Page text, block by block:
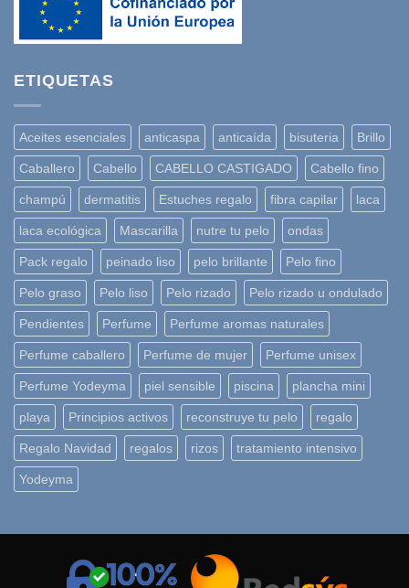
ETIQUETAS
Aceites esenciales anticaspa anticaída bisuteria Brillo
Caballero Cabello CABELLO CASTIGADO Cabello fino
champú dermatitis Estuches regalo fibra capilar laca
laca ecológica Mascarilla nutre tu pelo ondas
Pack regalo peinado liso pelo brillante Pelo fino
Pelo graso Pelo liso Pelo rizado Pelo rizado u ondulado
Pendientes Perfume Perfume aromas naturales
Perfume caballero Perfume de mujer Perfume unisex
Perfume Yodeyma piel sensible piscina plancha mini
playa Principios activos reconstruye tu pelo regalo
Regalo Navidad regalos rizos tratamiento intensivo
Yodeyma